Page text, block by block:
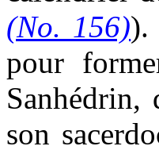
(No. 156)).
pour
Sanhédrin,
son